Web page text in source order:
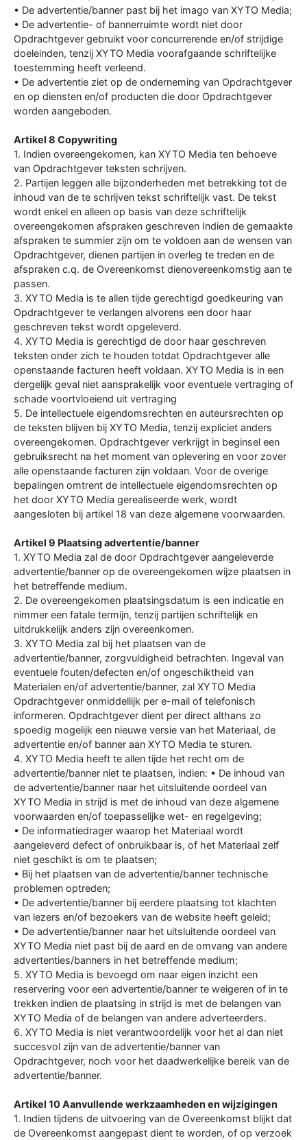
• De advertentie/banner past bij het imago van XYTO Media;
• De advertentie- of bannerruimte wordt niet door
Opdrachtgever gebruikt voor concurrerende en/of strijdige
doeleinden, tenzij XYTO Media voorafgaande schriftelijke
toestemming heeft verleend.
• De advertentie ziet op de onderneming van Opdrachtgever
en op diensten en/of producten die door Opdrachtgever
worden aangeboden.
Artikel 8 Copywriting
1. Indien overeengekomen, kan XYTO Media ten behoeve
van Opdrachtgever teksten schrijven.
2. Partijen leggen alle bijzonderheden met betrekking tot de
inhoud van de te schrijven tekst schriftelijk vast. De tekst
wordt enkel en alleen op basis van deze schriftelijk
overeengekomen afspraken geschreven Indien de gemaakte
afspraken te summier zijn om te voldoen aan de wensen van
Opdrachtgever, dienen partijen in overleg te treden en de
afspraken c.q. de Overeenkomst dienovereenkomstig aan te
passen.
3. XYTO Media is te allen tijde gerechtigd goedkeuring van
Opdrachtgever te verlangen alvorens een door haar
geschreven tekst wordt opgeleverd.
4. XYTO Media is gerechtigd de door haar geschreven
teksten onder zich te houden totdat Opdrachtgever alle
openstaande facturen heeft voldaan. XYTO Media is in een
dergelijk geval niet aansprakelijk voor eventuele vertraging of
schade voortvloeiend uit vertraging
5. De intellectuele eigendomsrechten en auteursrechten op
de teksten blijven bij XYTO Media, tenzij expliciet anders
overeengekomen. Opdrachtgever verkrijgt in beginsel een
gebruiksrecht na het moment van oplevering en voor zover
alle openstaande facturen zijn voldaan. Voor de overige
bepalingen omtrent de intellectuele eigendomsrechten op
het door XYTO Media gerealiseerde werk, wordt
aangesloten bij artikel 18 van deze algemene voorwaarden.
Artikel 9 Plaatsing advertentie/banner
1. XYTO Media zal de door Opdrachtgever aangeleverde
advertentie/banner op de overeengekomen wijze plaatsen in
het betreffende medium.
2. De overeengekomen plaatsingsdatum is een indicatie en
nimmer een fatale termijn, tenzij partijen schriftelijk en
uitdrukkelijk anders zijn overeenkomen.
3. XYTO Media zal bij het plaatsen van de
advertentie/banner, zorgvuldigheid betrachten. Ingeval van
eventuele fouten/defecten en/of ongeschiktheid van
Materialen en/of advertentie/banner, zal XYTO Media
Opdrachtgever onmiddellijk per e-mail of telefonisch
informeren. Opdrachtgever dient per direct althans zo
spoedig mogelijk een nieuwe versie van het Materiaal, de
advertentie en/of banner aan XYTO Media te sturen.
4. XYTO Media heeft te allen tijde het recht om de
advertentie/banner niet te plaatsen, indien: • De inhoud van
de advertentie/banner naar het uitsluitende oordeel van
XYTO Media in strijd is met de inhoud van deze algemene
voorwaarden en/of toepasselijke wet- en regelgeving;
• De informatiedrager waarop het Materiaal wordt
aangeleverd defect of onbruikbaar is, of het Materiaal zelf
niet geschikt is om te plaatsen;
• Bij het plaatsen van de advertentie/banner technische
problemen optreden;
• De advertentie/banner bij eerdere plaatsing tot klachten
van lezers en/of bezoekers van de website heeft geleid;
• De advertentie/banner naar het uitsluitende oordeel van
XYTO Media niet past bij de aard en de omvang van andere
advertenties/banners in het betreffende medium;
5. XYTO Media is bevoegd om naar eigen inzicht een
reservering voor een advertentie/banner te weigeren of in te
trekken indien de plaatsing in strijd is met de belangen van
XYTO Media of de belangen van andere adverteerders.
6. XYTO Media is niet verantwoordelijk voor het al dan niet
succesvol zijn van de advertentie/banner van
Opdrachtgever, noch voor het daadwerkelijke bereik van de
advertentie/banner.
Artikel 10 Aanvullende werkzaamheden en wijzigingen
1. Indien tijdens de uitvoering van de Overeenkomst blijkt dat
de Overeenkomst aangepast dient te worden, of op verzoek